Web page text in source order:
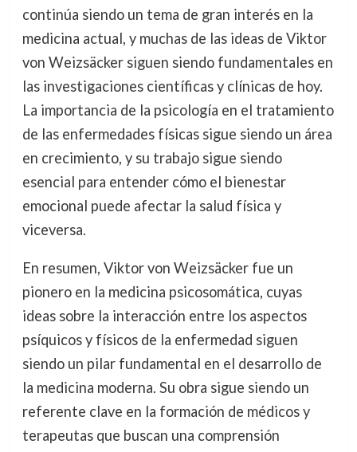
continúa siendo un tema de gran interés en la
medicina actual, y muchas de las ideas de Viktor
von Weizsäcker siguen siendo fundamentales en
las investigaciones científicas y clínicas de hoy.
La importancia de la psicología en el tratamiento
de las enfermedades físicas sigue siendo un área
en crecimiento, y su trabajo sigue siendo
esencial para entender cómo el bienestar
emocional puede afectar la salud física y
viceversa.
En resumen, Viktor von Weizsäcker fue un
pionero en la medicina psicosomática, cuyas
ideas sobre la interacción entre los aspectos
psíquicos y físicos de la enfermedad siguen
siendo un pilar fundamental en el desarrollo de
la medicina moderna. Su obra sigue siendo un
referente clave en la formación de médicos y
terapeutas que buscan una comprensión